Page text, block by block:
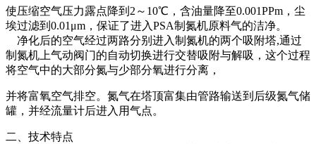
使压缩空气压力露点降到2～10℃，含油量降至0.001PPm，尘
埃过滤到0.01μm，保证了进入PSA制氮机原料气的洁净。
净化后的空气经过两路分别进入制氮机的两个吸附塔,通过
制氮机上气动阀门的自动切换进行交替吸附与解吸，这个过程
将空气中的大部分氮与少部分氧进行分离，
并将富氧空气排空。氮气在塔顶富集由管路输送到后级氮气储
罐，并经流量计后进入用气点。
二、技术特点